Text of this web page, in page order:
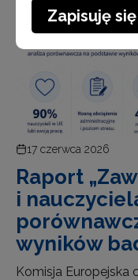
17 czerwca 2026
Raport
i
wyników
Komisja Europejska
Zapisuję się